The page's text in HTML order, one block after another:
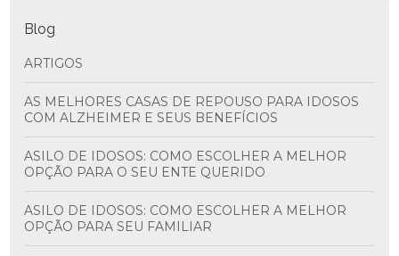
Blog
ARTIGOS
AS MELHORES CASAS DE REPOUSO PARA IDOSOS
COM ALZHEIMER E SEUS BENEFÍCIOS
ASILO DE IDOSOS: COMO ESCOLHER A MELHOR
OPÇÃO PARA O SEU ENTE QUERIDO
ASILO DE IDOSOS: COMO ESCOLHER A MELHOR
OPÇÃO PARA SEU FAMILIAR